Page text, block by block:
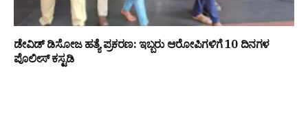
ಡೇವಿಡ್ ಡಿಸೋಜ ಹತ್ಯೆ ಪ್ರಕರಣ: ಇಬ್ಬರು ಆರೋಪಿಗಳಿಗೆ 10 ದಿನಗಳ
ಪೊಲೀಸ್ ಕಸ್ಟಡಿ